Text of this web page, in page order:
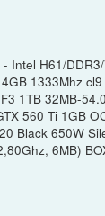
Intel H61/
1333Mhz
1TB 32MB-
560 Ti 1GB
Black 650W
6MB)